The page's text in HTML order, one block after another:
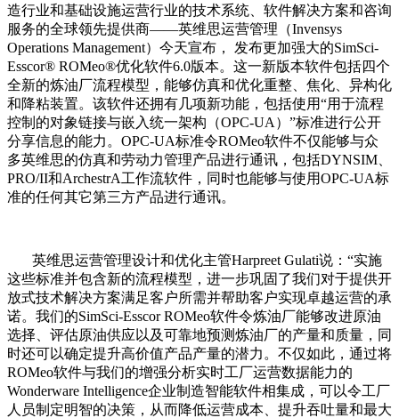
造行业和基础设施运营行业的技术系统、软件解决方案和咨询
服务的全球领先提供商――英维思运营管理（Invensys
Operations Management）今天宣布， 发布更加强大的SimSci-
Esscor® ROMeo®优化软件6.0版本。这一新版本软件包括四个
全新的炼油厂流程模型，能够仿真和优化重整、焦化、异构化
和降粘装置。该软件还拥有几项新功能，包括使用“用于流程
控制的对象链接与嵌入统一架构（OPC-UA）”标准进行公开
分享信息的能力。OPC-UA标准令ROMeo软件不仅能够与众
多英维思的仿真和劳动力管理产品进行通讯，包括DYNSIM、
PRO/II和ArchestrA工作流软件，同时也能够与使用OPC-UA标
准的任何其它第三方产品进行通讯。
英维思运营管理设计和优化主管Harpreet Gulati说：“实施
这些标准并包含新的流程模型，进一步巩固了我们对于提供开
放式技术解决方案满足客户所需并帮助客户实现卓越运营的承
诺。我们的SimSci-Esscor ROMeo软件令炼油厂能够改进原油
选择、评估原油供应以及可靠地预测炼油厂的产量和质量，同
时还可以确定提升高价值产品产量的潜力。不仅如此，通过将
ROMeo软件与我们的增强分析实时工厂运营数据能力的
Wonderware Intelligence企业制造智能软件相集成，可以令工厂
人员制定明智的决策，从而降低运营成本、提升吞吐量和最大